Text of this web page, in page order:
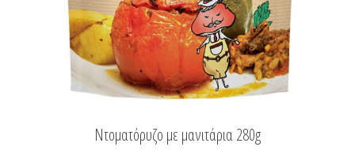
Ντοματόρυζο με μανιτάρια 280g